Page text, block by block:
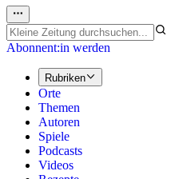
Abonnent:in werden
Rubriken
Orte
Themen
Autoren
Spiele
Podcasts
Videos